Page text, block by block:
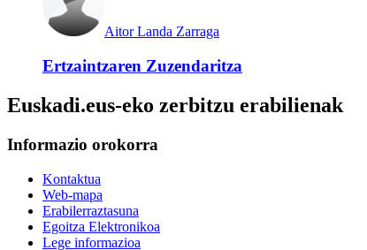
Aitor Landa Zarraga
Ertzaintzaren Zuzendaritza
Euskadi.eus-eko zerbitzu erabilienak
Informazio orokorra
Kontaktua
Web-mapa
Erabilerraztasuna
Egoitza Elektronikoa
Lege informazioa